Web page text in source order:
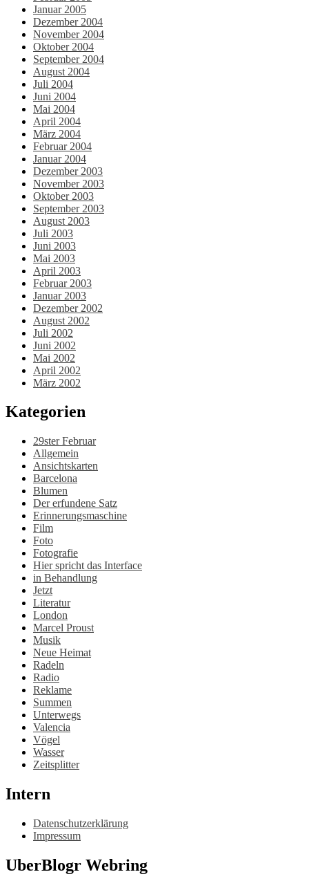
Januar 2005
Dezember 2004
November 2004
Oktober 2004
September 2004
August 2004
Juli 2004
Juni 2004
Mai 2004
April 2004
März 2004
Februar 2004
Januar 2004
Dezember 2003
November 2003
Oktober 2003
September 2003
August 2003
Juli 2003
Juni 2003
Mai 2003
April 2003
Februar 2003
Januar 2003
Dezember 2002
August 2002
Juli 2002
Juni 2002
Mai 2002
April 2002
März 2002
Kategorien
29ster Februar
Allgemein
Ansichtskarten
Barcelona
Blumen
Der erfundene Satz
Erinnerungsmaschine
Film
Foto
Fotografie
Hier spricht das Interface
in Behandlung
Jetzt
Literatur
London
Marcel Proust
Musik
Neue Heimat
Radeln
Radio
Reklame
Summen
Unterwegs
Valencia
Vögel
Wasser
Zeitsplitter
Intern
Datenschutzerklärung
Impressum
UberBlogr Webring